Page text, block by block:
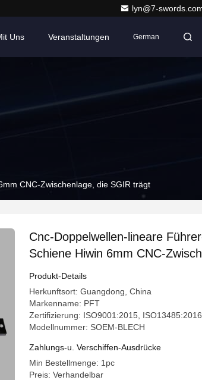
lyn@7-
Uns Veranstaltungen German
CNC-Zwischenlage, die SGIR trägt
Cnc-Doppelwellen-lineare
Schiene Hiwin 6mm CNC-
trägt
Produkt-Details
Herkunftsort: Guangdong, China
Markenname: PFT
Zertifizierung: ISO9001:2015, ISO13485:2016
Modellnummer: SOEM-BLECH
Zahlungs-u. Verschiffen-Ausdrücke
Min Bestellmenge: 1pc
Preis: Verhandelbar